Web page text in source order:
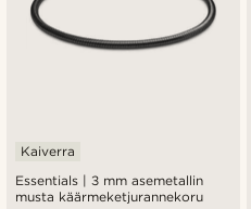
Essentials | 3 mm asemetallin
musta käärmeketjurannekoru
Kaiverra